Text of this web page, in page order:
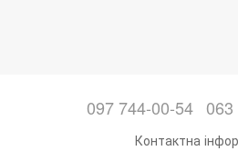
097 744-00-54
Контактна